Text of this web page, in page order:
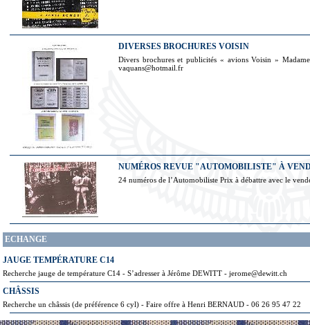
DIVERSES BROCHURES VOISIN
Divers brochures et publicités « avions Voisin »
vaquans@hotmail.fr
NUMÉROS REVUE "AUTOMOBILISTE" À
24 numéros de l’Automobiliste Prix à débattre avec le
ECHANGE
JAUGE TEMPÉRATURE C14
Recherche jauge de température C14 - S’adresser à Jérôme DEWITT - jerome@dewitt.ch
CHÂSSIS
Recherche un châssis (de préférence 6 cyl) - Faire offre à Henri BERNAUD - 06 26 95 47 22